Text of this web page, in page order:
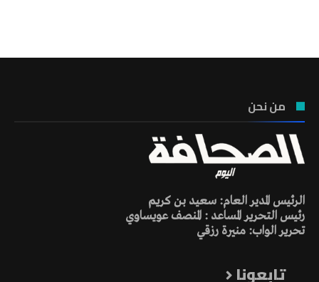
من نحن
الرئيس المدير العام: سعيد بن كريم
رئيس التحرير المساعد : المنصف عويساوي
تحرير الواب: منيرة رزقي
تابعونا